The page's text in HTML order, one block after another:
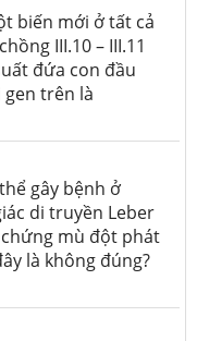
biến mới ở tất cả
III.10 – III.11
đứa con đầu
gen trên là
gây bệnh ở
di truyền Leber
mù đột phát
là không đúng?